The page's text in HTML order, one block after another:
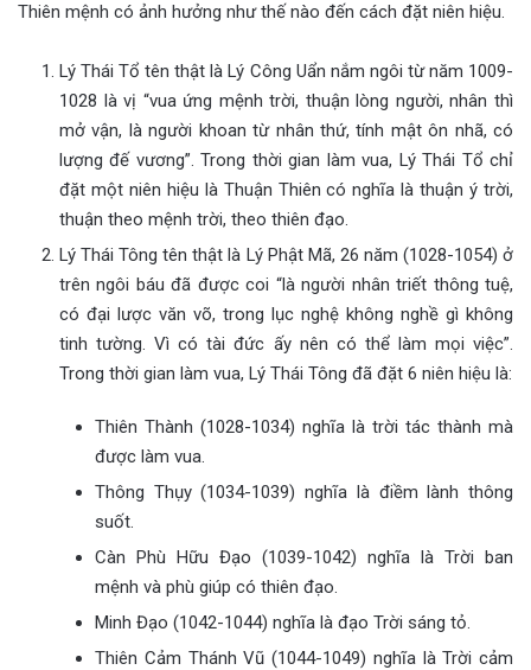
Thiên mệnh có ảnh hưởng như thế nào đến cách đặt niên hiệu.
Lý Thái Tổ tên thật là Lý Công Uẩn nắm ngôi từ năm 1009-
1028 là vị “vua ứng mệnh trời, thuận lòng người, nhân thì
mở vận, là người khoan từ nhân thứ, tính mật ôn nhã, có
lượng đế vương”. Trong thời gian làm vua, Lý Thái Tổ chỉ
đặt một niên hiệu là Thuận Thiên có nghĩa là thuận ý trời,
thuận theo mệnh trời, theo thiên đạo.
Lý Thái Tông tên thật là Lý Phật Mã, 26 năm (1028-1054) ở
trên ngôi báu đã được coi “là người nhân triết thông tuệ,
có đại lược văn võ, trong lục nghệ không nghề gì không
tinh tường. Vì có tài đức ấy nên có thể làm mọi việc”.
Trong thời gian làm vua, Lý Thái Tông đã đặt 6 niên hiệu là:
Thiên Thành (1028-1034) nghĩa là trời tác thành mà
được làm vua.
Thông Thụy (1034-1039) nghĩa là điềm lành thông
suốt.
Càn Phù Hữu Đạo (1039-1042) nghĩa là Trời ban
mệnh và phù giúp có thiên đạo.
Minh Đạo (1042-1044) nghĩa là đạo Trời sáng tỏ.
Thiên Cảm Thánh Vũ (1044-1049) nghĩa là Trời cảm